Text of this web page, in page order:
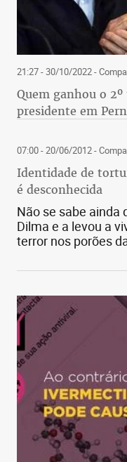
21:27 - 30/10/2022-
Quem ganhou o
presidente em
07:00 - 20/06/2012-
Identidade de
é desconhecida
Não se sabe ainda
Dilma e a levou a
terror nos porões